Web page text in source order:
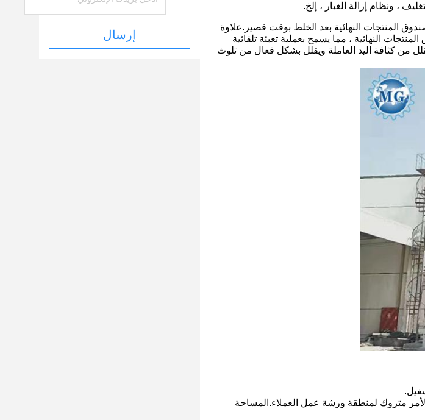
، ونظام إزالة الغبار ، إلخ.
المنتجات النهائية بعد الخلط بوقت قصير.علاوة
النهائية ، مما يسمح بعملية تعبئة تلقائية
من كثافة اليد العاملة ويقلل بشكل فعال من تلوث
متروك لمنطقة ورشة عمل العملاء.المساحة
إرسال